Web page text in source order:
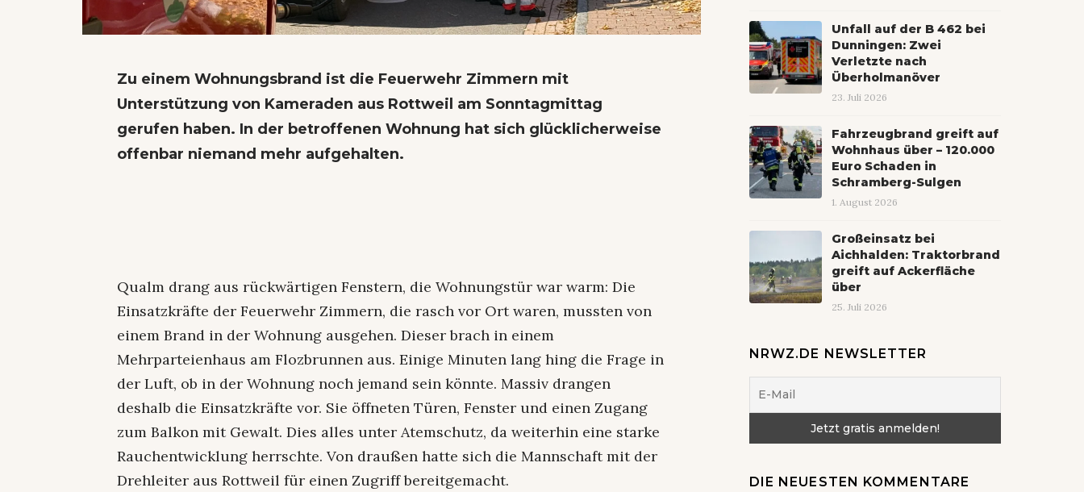
Zu einem Wohnungsbrand ist die Feuerwehr Zimmern mit
Unterstützung von Kameraden aus Rottweil am Sonntagmittag
gerufen haben. In der betroffenen Wohnung hat sich glücklicherweise
offenbar niemand mehr aufgehalten.
Qualm drang aus rückwärtigen Fenstern, die Wohnungstür war warm: Die
Einsatzkräfte der Feuerwehr Zimmern, die rasch vor Ort waren, mussten von
einem Brand in der Wohnung ausgehen. Dieser brach in einem
Mehrparteienhaus am Flozbrunnen aus. Einige Minuten lang hing die Frage in
der Luft, ob in der Wohnung noch jemand sein könnte. Massiv drangen
deshalb die Einsatzkräfte vor. Sie öffneten Türen, Fenster und einen Zugang
zum Balkon mit Gewalt. Dies alles unter Atemschutz, da weiterhin eine starke
Rauchentwicklung herrschte. Von draußen hatte sich die Mannschaft mit der
Drehleiter aus Rottweil für einen Zugriff bereitgemacht.
Unfall auf der B 462 bei
Dunningen: Zwei
Verletzte nach
Überholmanöver
23. Juli 2026
Fahrzeugbrand greift auf
Wohnhaus über – 120.000
Euro Schaden in
Schramberg-Sulgen
1. August 2026
Großeinsatz bei
Aichhalden: Traktorbrand
greift auf Ackerfläche
über
25. Juli 2026
NRWZ.DE NEWSLETTER
DIE NEUESTEN KOMMENTARE